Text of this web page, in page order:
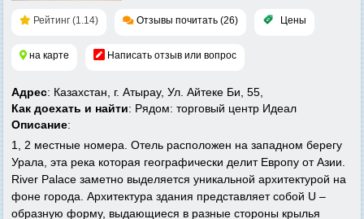
Рейтинг (1.14) Отзывы почитать (26) Цены
на карте Написать отзыв или вопрос
Адрес: Казахстан, г. Атырау, Ул. Айтеке Би, 55,
Как доехать и найти: Рядом: торговый центр Идеал
Описание:
1, 2 местные номера. Отель расположен на западном берегу
Урала, эта река которая географически делит Европу от Азии.
River Palace заметно выделяется уникальной архитектурой на
фоне города. Архитектура здания представляет собой U –
образную форму, выдающиеся в разные стороны крылья